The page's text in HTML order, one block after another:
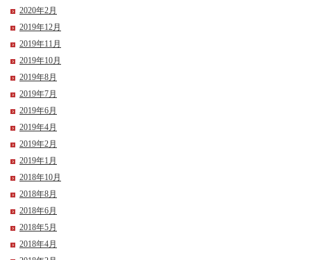
2020年2月
2019年12月
2019年11月
2019年10月
2019年8月
2019年7月
2019年6月
2019年4月
2019年2月
2019年1月
2018年10月
2018年8月
2018年6月
2018年5月
2018年4月